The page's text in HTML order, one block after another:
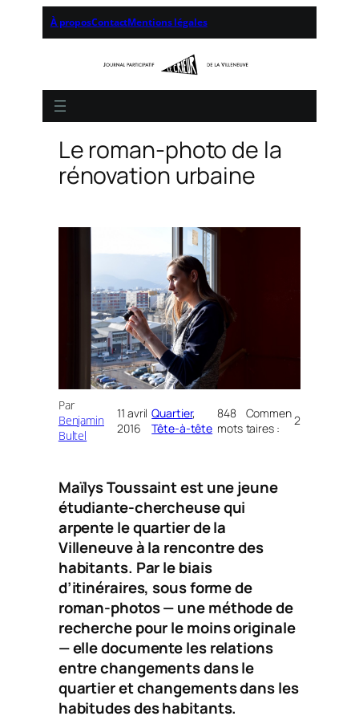
À proposContactMentions légales
Le roman-photo de la
rénovation urbaine
Par
Benjamin
Bultel
11 avril
2016
Quartier
Tête-à-tête
848
mots
Commen
taires :
2
Maïlys Toussaint est une jeune
étudiante-chercheuse qui
arpente le quartier de la
Villeneuve à la rencontre des
habitants. Par le biais
d’itinéraires, sous forme de
roman-photos — une méthode de
recherche pour le moins originale
— elle documente les relations
entre changements dans le
quartier et changements dans les
habitudes des habitants.